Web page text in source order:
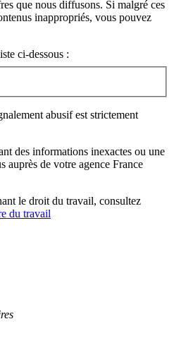
que nous diffusons. Si malgré ces
inappropriés, vous pouvez
ci-dessous :
abusif est strictement
des informations inexactes ou une
auprès de votre agence France
le droit du travail, consultez
du travail